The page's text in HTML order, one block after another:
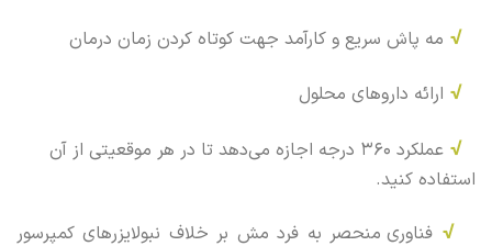
√ مه پاش سریع و کارآمد جهت کوتاه کردن زمان درمان
√ ارائه داروهای محلول
√
عملکرد 360 درجه اجازه می‌دهد تا در هر موقعیتی از آن
استفاده کنید.
√ فناوری منحصر به فرد مش بر خلاف نبولایزرهای کمپرسور